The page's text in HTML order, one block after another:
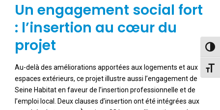
Un engagement social fort
: l’insertion au cœur du
projet
Au-delà des améliorations apportées aux logements et aux
espaces extérieurs, ce projet illustre aussi l’engagement de
Seine Habitat en faveur de l’insertion professionnelle et de
l’emploi local. Deux clauses d’insertion ont été intégrées aux